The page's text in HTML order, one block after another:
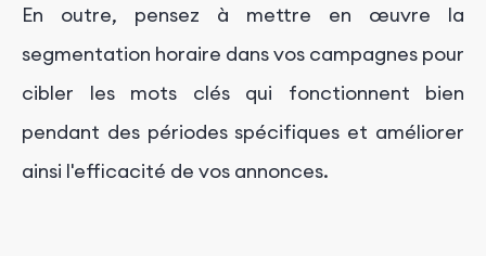
En outre, pensez à mettre en œuvre la
segmentation horaire dans vos campagnes pour
cibler les mots clés qui fonctionnent bien
pendant des périodes spécifiques et améliorer
ainsi l'efficacité de vos annonces.